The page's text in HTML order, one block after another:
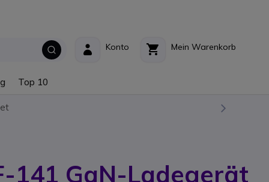
Mein Warenkorb
Konto
Top 10
141 GaN-Ladegerät